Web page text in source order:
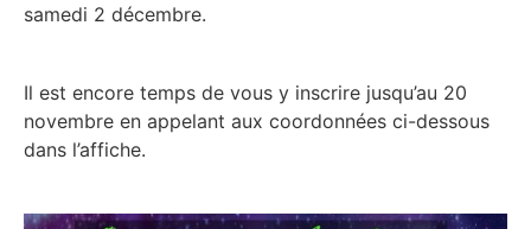
samedi 2 décembre.
Il est encore temps de vous y inscrire jusqu’au 20
novembre en appelant aux coordonnées ci-dessous
dans l’affiche.